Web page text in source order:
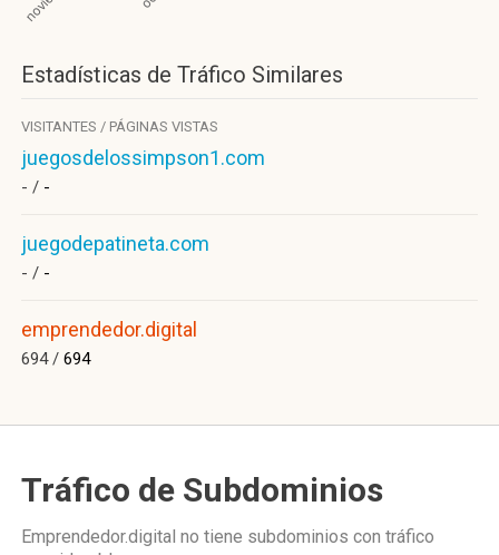
Estadísticas de Tráfico Similares
VISITANTES / PÁGINAS VISTAS
juegosdelossimpson1.com
- / -
juegodepatineta.com
- / -
emprendedor.digital
694 / 694
Tráfico de Subdominios
Emprendedor.digital no tiene subdominios con tráfico